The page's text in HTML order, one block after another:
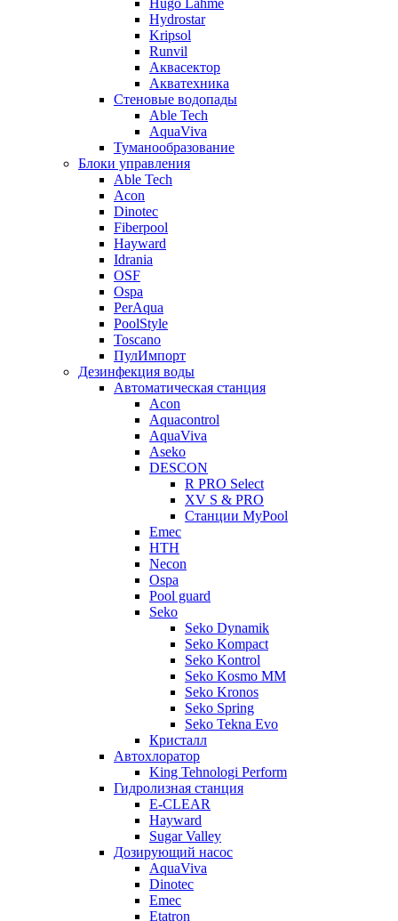
Hydrostar
Kripsol
Runvil
Аквасектор
Акватехника
Стеновые водопады
Able Tech
AquaViva
Туманообразование
Блоки управления
Able Tech
Acon
Dinotec
Fiberpool
Hayward
Idrania
OSF
Ospa
PerAqua
PoolStyle
Toscano
ПулИмпорт
Дезинфекция воды
Автоматическая станция
Acon
Aquacontrol
AquaViva
Aseko
DESCON
R PRO Select
XV S & PRO
Станции MyPool
Emec
HTH
Necon
Ospa
Pool guard
Seko
Seko Dynamik
Seko Kompact
Seko Kontrol
Seko Kosmo MM
Seko Kronos
Seko Spring
Seko Tekna Evo
Кристалл
Автохлоратор
King Tehnologi Perform
Гидролизная станция
E-CLEAR
Hayward
Sugar Valley
Дозирующий насос
AquaViva
Dinotec
Emec
Etatron